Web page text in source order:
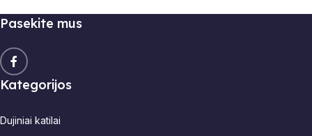
Pasekite mus
Kategorijos
Dujiniai katilai